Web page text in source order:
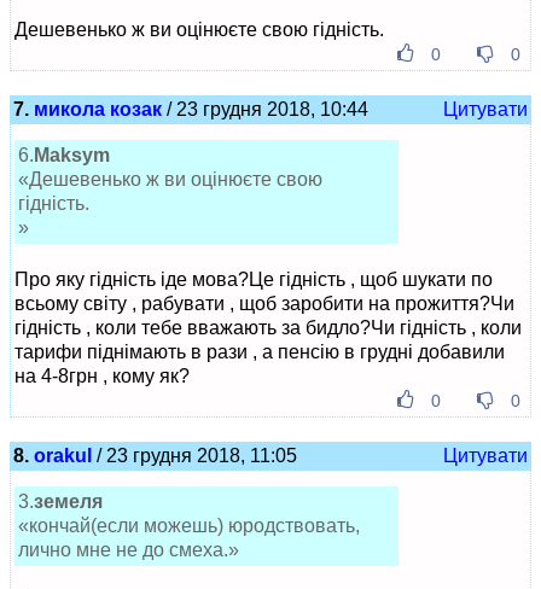
Дешевенько ж ви оцінюєте свою гідність.
0 0
7. микола козак / 23 грудня 2018, 10:44 Цитувати
6. Maksym
«Дешевенько ж ви оцінюєте свою
гідність.
»
Про яку гідність іде мова?Це гідність , щоб шукати по
всьому світу , рабувати , щоб заробити на прожиття?Чи
гідність , коли тебе вважають за бидло?Чи гідність , коли
тарифи піднімають в рази , а пенсію в грудні добавили
на 4-8грн , кому як?
0 0
8. orakul / 23 грудня 2018, 11:05 Цитувати
3.земеля
«кончай(если можешь) юродствовать,
лично мне не до смеха.»